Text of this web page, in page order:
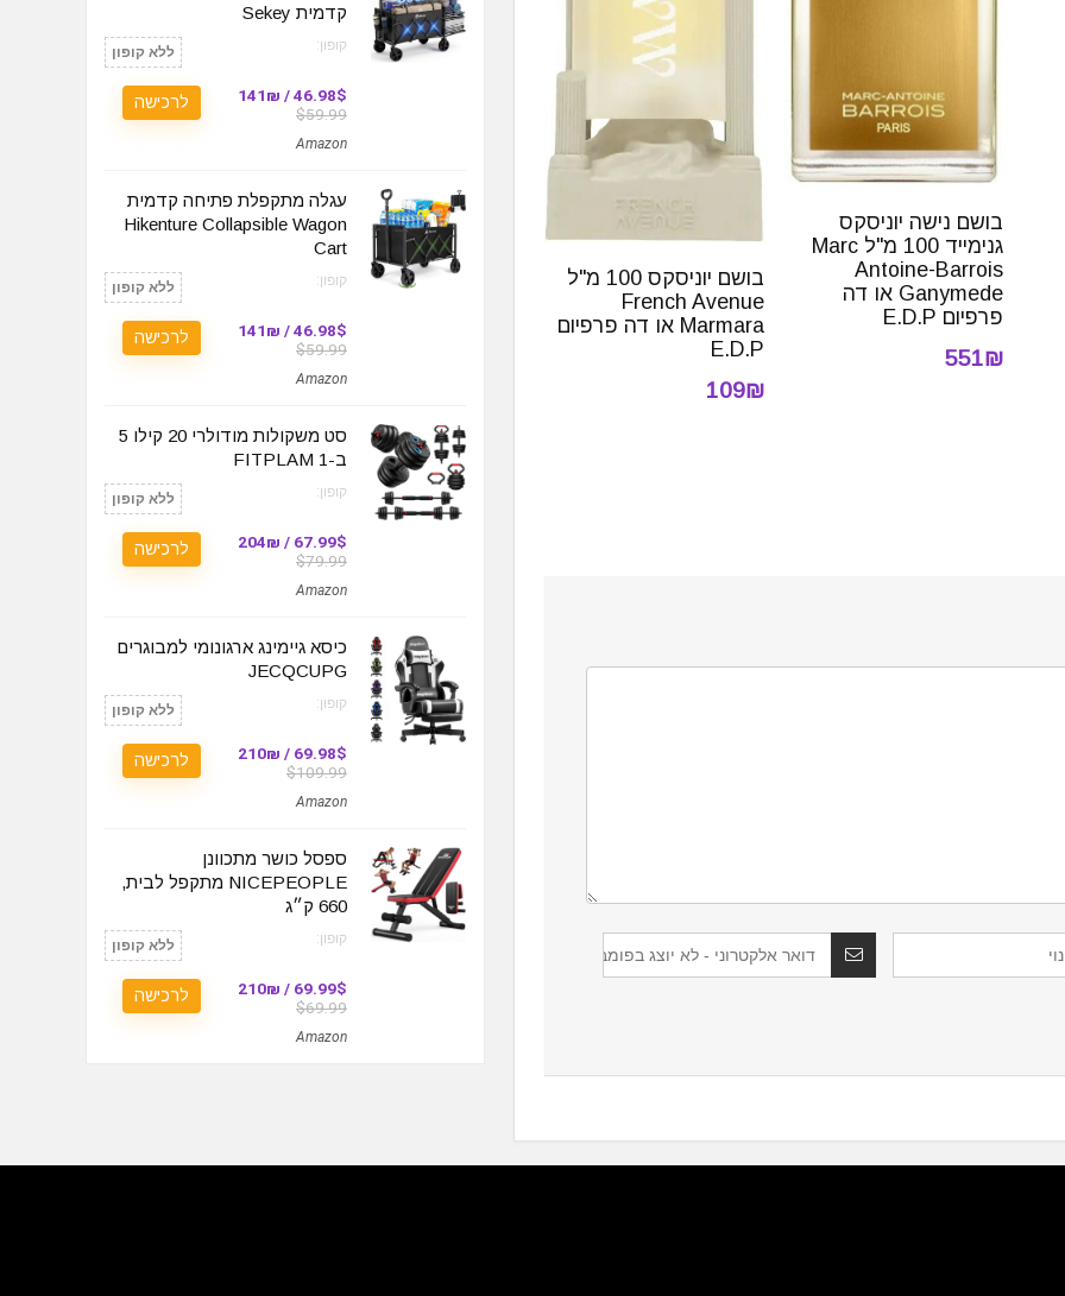
בושם נישה יוניסקס
גנימייד 100 מ"ל Marc
Antoine-Barrois
Ganymede או דה
פרפיום E.D.P
551₪
בושם יוניסקס 100 מ"ל
French Avenue
Marmara או דה פרפיום
E.D.P
109₪
קדמית Sekey
קופון: ללא קופון
46.98$ / 141₪
$59.99
Amazon
לרכישה
עגלה מתקפלת פתיחה קדמית
Hikenture Collapsible Wagon
Cart
קופון: ללא קופון
46.98$ / 141₪
$59.99
Amazon
לרכישה
סט משקולות מודולרי 20 קילו 5
ב-1 FITPLAM
קופון: ללא קופון
67.99$ / 204₪
$79.99
Amazon
לרכישה
כיסא גיימינג ארגונומי למבוגרים
JECQCUPG
קופון: ללא קופון
69.98$ / 210₪
$109.99
Amazon
לרכישה
ספסל כושר מתכוונן
NICEPEOPLE מתקפל לבית,
660 ק״ג
קופון: ללא קופון
69.99$ / 210₪
$69.99
Amazon
לרכישה